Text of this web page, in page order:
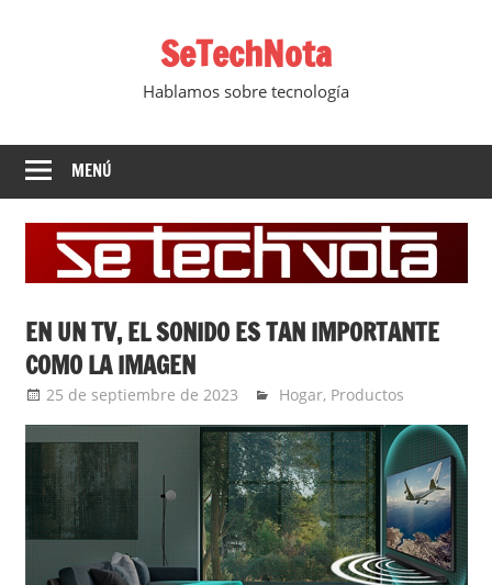
SeTechNota
Hablamos sobre tecnología
MENÚ
EN UN TV, EL SONIDO ES TAN IMPORTANTE
COMO LA IMAGEN
25 de septiembre de 2023 Ernesto Herrera
Hogar, Productos